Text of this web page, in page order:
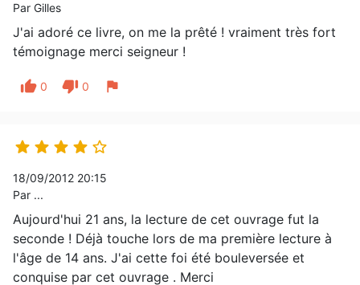
Par Gilles
J'ai adoré ce livre, on me la prêté ! vraiment très fort
témoignage merci seigneur !
thumb_up 0 thumb_down 0 flag
    
18/09/2012 20:15
Par ...
Aujourd'hui 21 ans, la lecture de cet ouvrage fut la
seconde ! Déjà touche lors de ma première lecture à
l'âge de 14 ans. J'ai cette foi été bouleversée et
conquise par cet ouvrage . Merci